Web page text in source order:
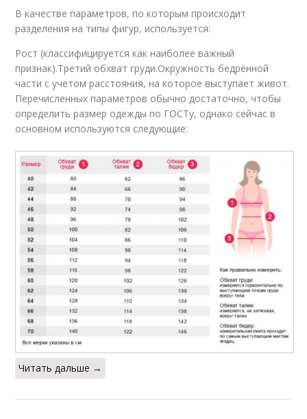
В качестве параметров, по которым происходит
разделения на типы фигур, используется:
Рост (классифицируется как наиболее важный
признак).Третий обхват груди.Окружность бедренной
части с учетом расстояния, на которое выступает живот.
Перечисленных параметров обычно достаточно, чтобы
определить размер одежды по ГОСТу, однако сейчас в
основном используются следующие:
Читать дальше →